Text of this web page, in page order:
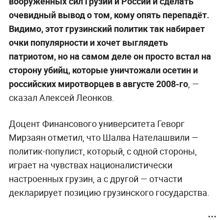
очевидный вывод о том, кому опять перепадёт.
Видимо, этот грузинский политик так набирает
очки популярности и хочет выглядеть
патриотом, но на самом деле он просто встал на
сторону убийц, которые уничтожали осетин и
российских миротворцев в августе 2008-го, —
сказал Алексей Леонков.
Доцент Финансового университета Геворг
Мирзаян отметил, что Шалва Нателашвили —
политик-популист, который, с одной стороны,
играет на чувствах националистически
настроенных грузин, а с другой — отчасти
декларирует позицию грузинского государства.